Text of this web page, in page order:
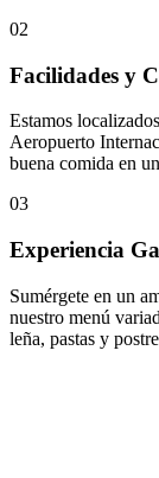
02
Facilidades y
Estamos
Aeropuerto
buena comida en
03
Experiencia
Sumérgete en un
nuestro menú
leña, pastas y